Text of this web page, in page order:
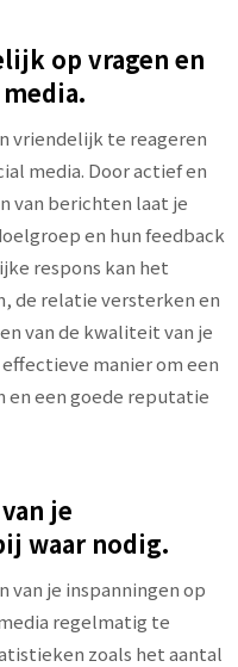
op vragen en
vriendelijk te reageren
media. Door actief en
van berichten laat je
en hun feedback
respons kan het
de relatie versterken en
van de kwaliteit van je
manier om een
een goede reputatie
je
waar nodig.
van je inspanningen op
regelmatig te
zoals het aantal